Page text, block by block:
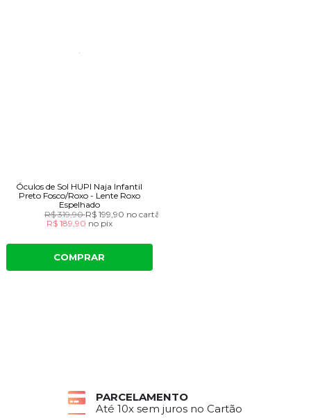
Óculos de Sol HUPI Naja Infantil
Preto Fosco/Roxo - Lente Roxo
Espelhado
R$ 319,90R$ 199,90 no cartão
R$ 189,90 no pix
COMPRAR
PARCELAMENTO
Até 10x sem juros no Cartão